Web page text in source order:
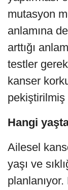
mutasyon
anlamına
arttığı
testler
kanser
pekiştirilmiş
Hangi
Ailesel
yaşı ve